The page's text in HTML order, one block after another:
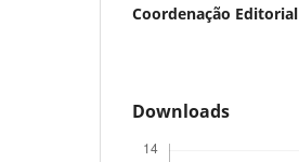
Coordenação Editorial
Downloads